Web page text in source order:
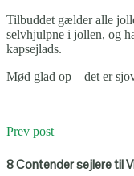
Tilbuddet gælder alle
selvhjulpne i jollen, og
kapsejlads.
Mød glad op – det er
Prev post
8 Contender sejlere til